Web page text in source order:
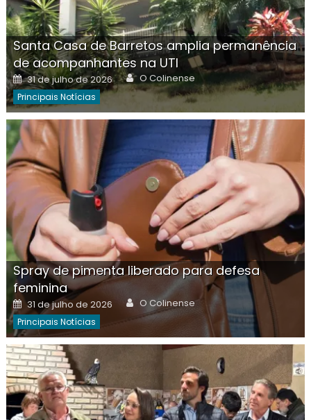
Santa Casa de Barretos amplia permanência
de acompanhantes na UTI
Posted
on
31 de julho de 2026 Author
O Colinense
Principais Notícias
Spray de pimenta liberado para defesa
feminina
Posted
on
31 de julho de 2026 Author
O Colinense
Principais Notícias